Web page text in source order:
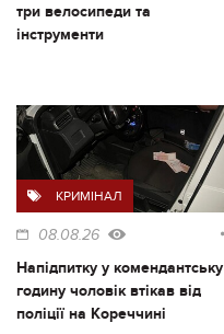
три велосипеди та
інструменти
КРИМІНАЛ
08.08.26
Напідпитку у комендантську
годину чоловік втікав від
поліції на Кореччині